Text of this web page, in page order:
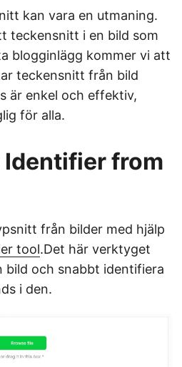
kan vara en utmaning.
teckensnitt i en bild som
blogginlägg kommer vi att
teckensnitt från bild
är enkel och effektiv,
för alla.
Identifier from
från bilder med hjälp
tool.Det här verktyget
bild och snabbt identifiera
i den.